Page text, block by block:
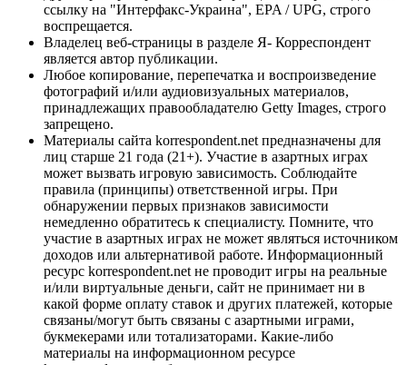
ссылку на "Интерфакс-Украина", EPA / UPG, строго
воспрещается.
Владелец веб-страницы в разделе Я- Корреспондент
является автор публикации.
Любое копирование, перепечатка и воспроизведение
фотографий и/или аудиовизуальных материалов,
принадлежащих правообладателю Getty Images, строго
запрещено.
Материалы сайта korrespondent.net предназначены для
лиц старше 21 года (21+). Участие в азартных играх
может вызвать игровую зависимость. Соблюдайте
правила (принципы) ответственной игры. При
обнаружении первых признаков зависимости
немедленно обратитесь к специалисту. Помните, что
участие в азартных играх не может являться источником
доходов или альтернативой работе. Информационный
ресурс korrespondent.net не проводит игры на реальные
и/или виртуальные деньги, сайт не принимает ни в
какой форме оплату ставок и других платежей, которые
связаны/могут быть связаны с азартными играми,
букмекерами или тотализаторами. Какие-либо
материалы на информационном ресурсе